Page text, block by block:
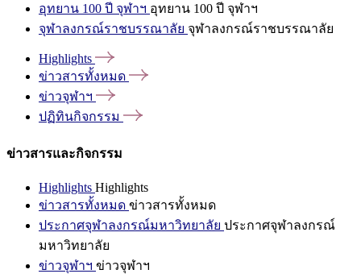
อุทยาน 100 ปี จุฬาฯ อุทยาน 100 ปี จุฬาฯ
จุฬาลงกรณ์ราชบรรณาลัย จุฬาลงกรณ์ราชบรรณาลัย
Highlights
ข่าวสารทั้งหมด
ข่าวจุฬาฯ
ปฏิทินกิจกรรม
ข่าวสารและกิจกรรม
Highlights Highlights
ข่าวสารทั้งหมด ข่าวสารทั้งหมด
ประกาศจุฬาลงกรณ์มหาวิทยาลัย ประกาศจุฬาลงกรณ์
มหาวิทยาลัย
ข่าวจุฬาฯ ข่าวจุฬาฯ